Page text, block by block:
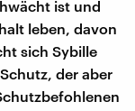
ist und
leben, davon
sich Sybille
der aber